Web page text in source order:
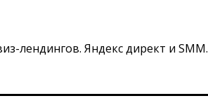
лендингов. Яндекс директ и SMM.